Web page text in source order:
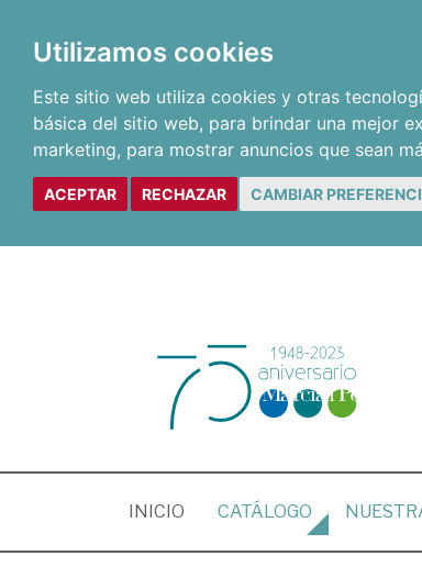
Utilizamos cookies
Este sitio web utiliza cookies y otras
básica del sitio web, para brindar una mejor
marketing, para mostrar anuncios que sean
ACEPTAR RECHAZAR CAMBIAR
INICIO (CURRENT)
CATÁLOGO